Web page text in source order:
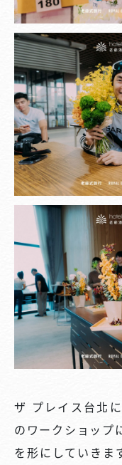
ザ プレイス台北
のワークショップ
を形にしていきま